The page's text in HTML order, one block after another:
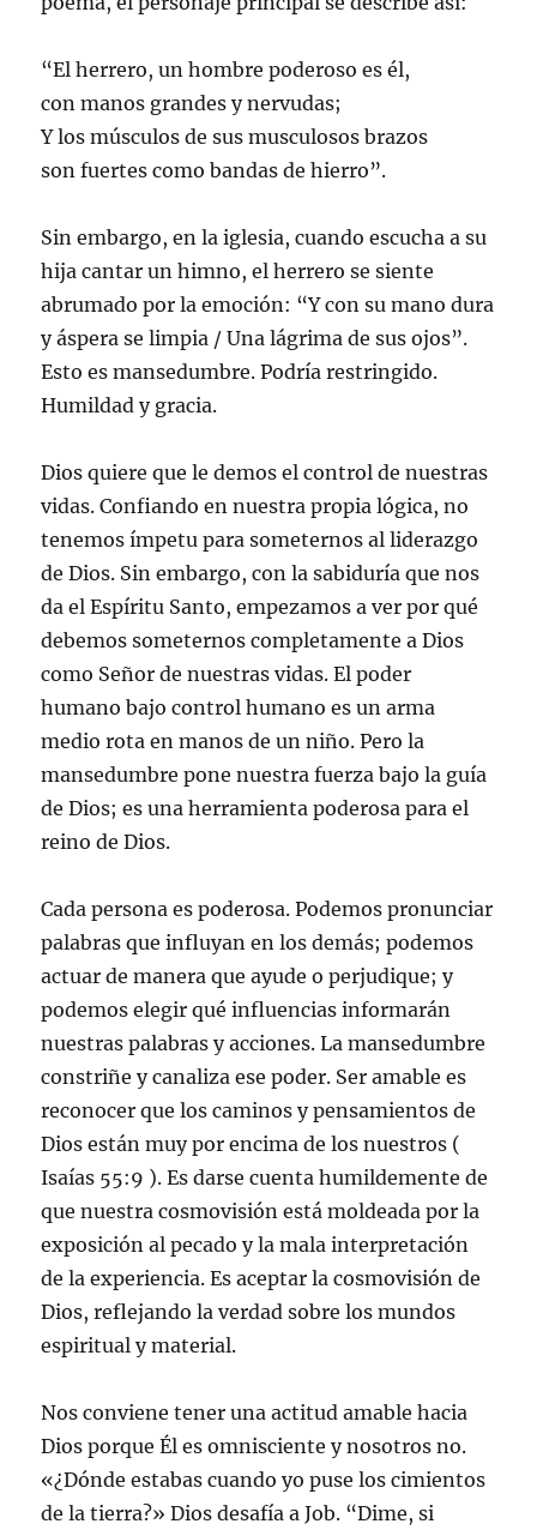
“El herrero, un hombre poderoso es él,
con manos grandes y nervudas;
Y los músculos de sus musculosos brazos
son fuertes como bandas de hierro”.
Sin embargo, en la iglesia, cuando escucha a su
hija cantar un himno, el herrero se siente
abrumado por la emoción: “Y con su mano dura
y áspera se limpia / Una lágrima de sus ojos”.
Esto es mansedumbre. Podría restringido.
Humildad y gracia.
Dios quiere que le demos el control de nuestras
vidas. Confiando en nuestra propia lógica, no
tenemos ímpetu para someternos al liderazgo
de Dios. Sin embargo, con la sabiduría que nos
da el Espíritu Santo, empezamos a ver por qué
debemos someternos completamente a Dios
como Señor de nuestras vidas. El poder
humano bajo control humano es un arma
medio rota en manos de un niño. Pero la
mansedumbre pone nuestra fuerza bajo la guía
de Dios; es una herramienta poderosa para el
reino de Dios.
Cada persona es poderosa. Podemos pronunciar
palabras que influyan en los demás; podemos
actuar de manera que ayude o perjudique; y
podemos elegir qué influencias informarán
nuestras palabras y acciones. La mansedumbre
constriñe y canaliza ese poder. Ser amable es
reconocer que los caminos y pensamientos de
Dios están muy por encima de los nuestros (
Isaías 55:9 ). Es darse cuenta humildemente de
que nuestra cosmovisión está moldeada por la
exposición al pecado y la mala interpretación
de la experiencia. Es aceptar la cosmovisión de
Dios, reflejando la verdad sobre los mundos
espiritual y material.
Nos conviene tener una actitud amable hacia
Dios porque Él es omnisciente y nosotros no.
«¿Dónde estabas cuando yo puse los cimientos
de la tierra?» Dios desafía a Job. “Dime, si